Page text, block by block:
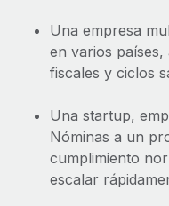
Una empresa
en varios países,
fiscales y ciclos
Una startup,
Nóminas a un
cumplimiento
escalar